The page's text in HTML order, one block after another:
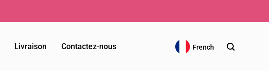
Livraison Contactez-nous French